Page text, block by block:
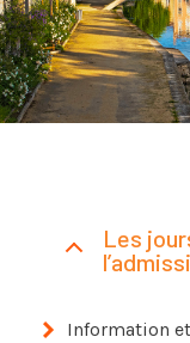
Les
Information